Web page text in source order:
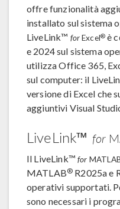
offre funzionalità
installato sul sistema
LiveLink™ forExcel® è
e 2024 sul sistema
utilizza Office 365,
sul computer: il
versione di Excel che
aggiuntivi Visual
LiveLink™ for
Il LiveLink™ for
MATLAB® R2025a e
operativi supportati.
sono necessari i